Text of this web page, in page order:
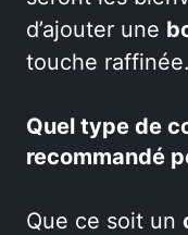
d’ajouter une
touche raffinée.
Quel type de
recommandé
Que ce soit un